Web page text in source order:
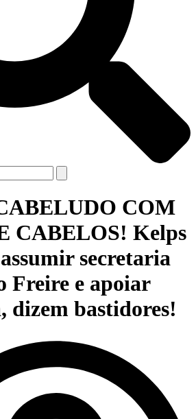
COM
CABELOS! Kelps
secretaria
Freire e apoiar
dizem bastidores!